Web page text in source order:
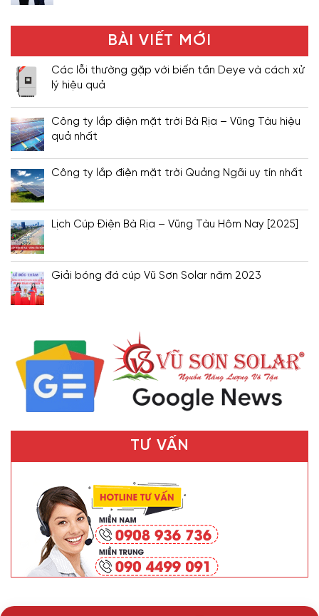
BÀI VIẾT MỚI
Các lỗi thường gặp với biến tần Deye và cách xử
lý hiệu quả
Công ty lắp điện mặt trời Bà Rịa – Vũng Tàu hiệu
quả nhất
Công ty lắp điện mặt trời Quảng Ngãi uy tín nhất
Lịch Cúp Điện Bà Rịa – Vũng Tàu Hôm Nay [2025]
Giải bóng đá cúp Vũ Sơn Solar năm 2023
TƯ VẤN